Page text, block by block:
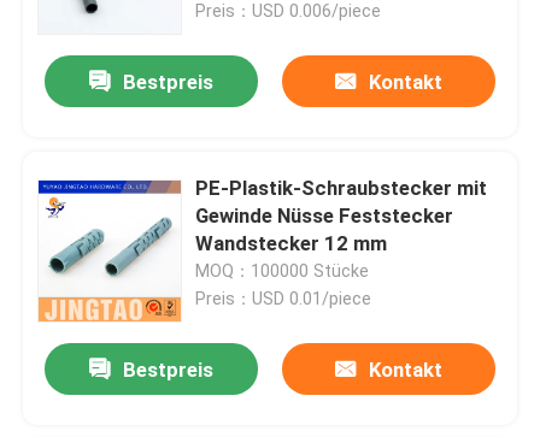
Preis：USD 0.006/piece
Bestpreis Kontakt
PE-Plastik-Schraubstecker mit
Gewinde Nüsse Feststecker
Wandstecker 12 mm
MOQ：100000 Stücke
Preis：USD 0.01/piece
Bestpreis Kontakt